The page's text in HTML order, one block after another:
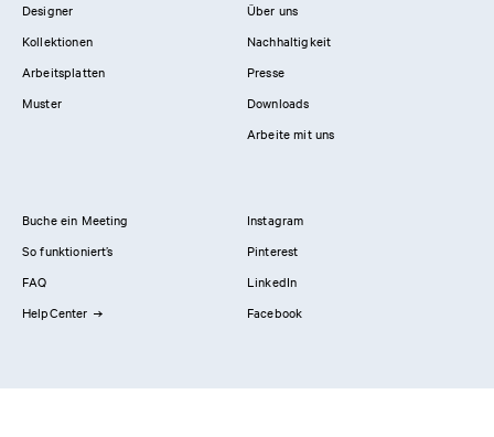
Designer
Kollektionen
Arbeitsplatten
Muster
Über uns
Nachhaltigkeit
Presse
Downloads
Arbeite mit uns
Buche ein Meeting
So funktioniert’s
FAQ
HelpCenter
Instagram
Pinterest
LinkedIn
Facebook